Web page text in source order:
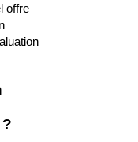
offre